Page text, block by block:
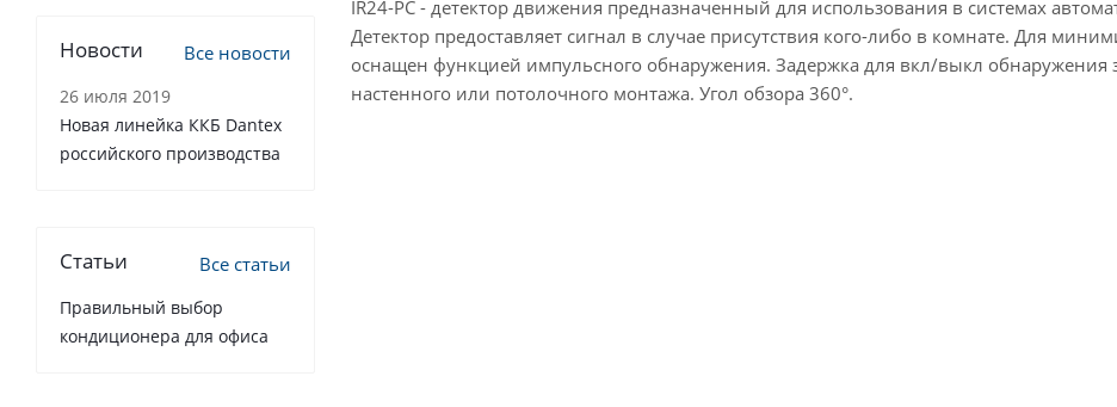
IR24-PC - детектор движения предназначенный для использования в системах
Детектор предоставляет сигнал в случае присутствия кого-либо в комнате. Для
оснащен функцией импульсного обнаружения. Задержка для вкл/выкл обнаружения
настенного или потолочного монтажа. Угол обзора 360°.
Новости Все новости
26 июля 2019
Новая линейка ККБ Dantex
российского производства
Статьи Все статьи
Правильный выбор
кондиционера для офиса